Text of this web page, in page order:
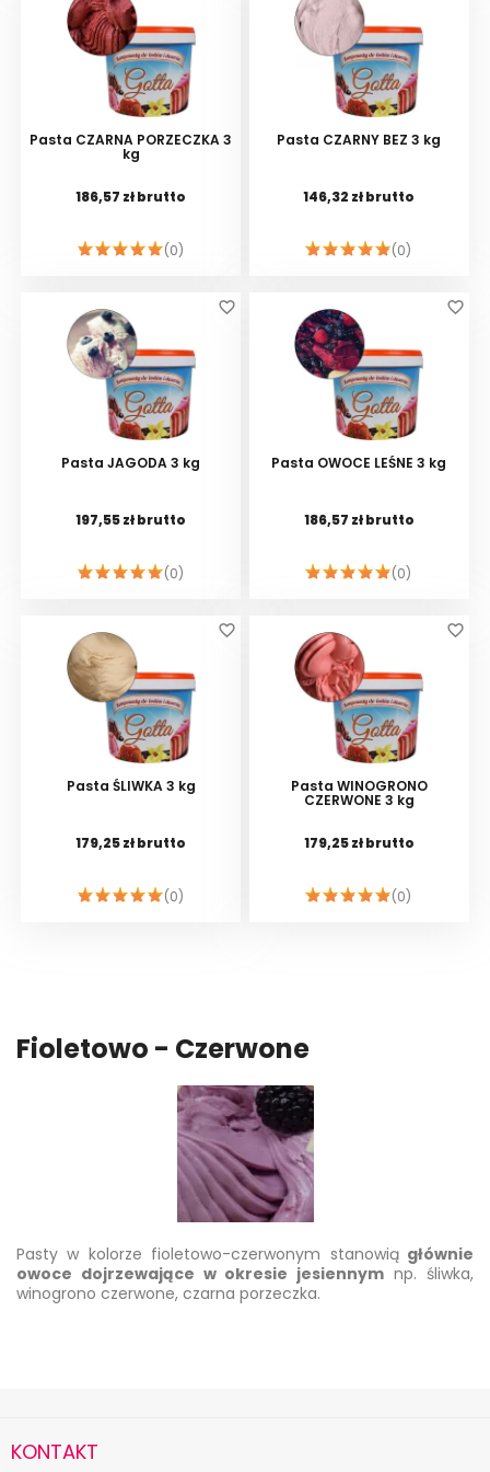
Pasta CZARNA PORZECZKA 3
kg
186,57 zł brutto
(0)
Pasta CZARNY BEZ 3 kg
146,32 zł brutto
(0)
Pasta JAGODA 3 kg
197,55 zł brutto
(0)
favorite_border
Pasta OWOCE LEŚNE 3 kg
186,57 zł brutto
(0)
favorite_border
Pasta ŚLIWKA 3 kg
179,25 zł brutto
(0)
favorite_border
Pasta WINOGRONO
CZERWONE 3 kg
179,25 zł brutto
(0)
favorite_border
Fioletowo - Czerwone
Pasty w kolorze fioletowo-czerwonym stanowiągłównie
owoce dojrzewające w okresie jesiennym np. śliwka,
winogrono czerwone, czarna porzeczka.
KONTAKT